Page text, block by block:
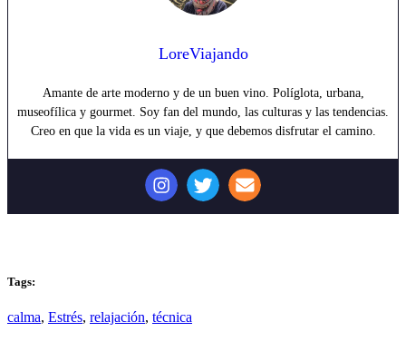
LoreViajando
Amante de arte moderno y de un buen vino. Políglota, urbana,
museofílica y gourmet. Soy fan del mundo, las culturas y las tendencias.
Creo en que la vida es un viaje, y que debemos disfrutar el camino.
Tags:
calma, Estrés, relajación, técnica